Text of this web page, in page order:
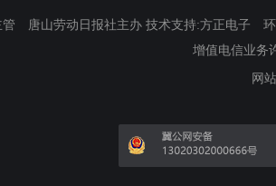
管 唐山劳动日报社主办 技术支持:方正电子
增值电信业务
网